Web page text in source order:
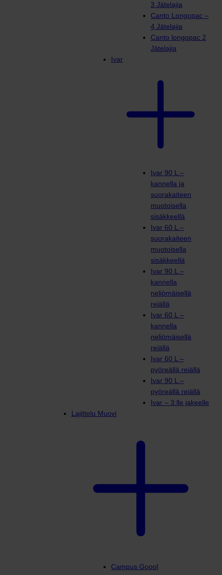
3 Jätelajia
Canto Longopac –
4 Jätelajia
Canto longopac 2
Jätelajia
Ivar
Ivar 90 L –
kannella ja
suorakaiteen
muotoisella
sisäkkeellä
Ivar 60 L –
suorakaiteen
muotoisella
sisäkkeellä
Ivar 90 L –
kannella
neliömäisellä
reiällä
Ivar 60 L –
kannella
neliömäisellä
reiällä
Ivar 60 L –
pyöreällä reiällä
Ivar 90 L –
pyöreällä reiällä
Ivar – 3:lle jakeelle
Lajittelu Muovi
Campus Goool